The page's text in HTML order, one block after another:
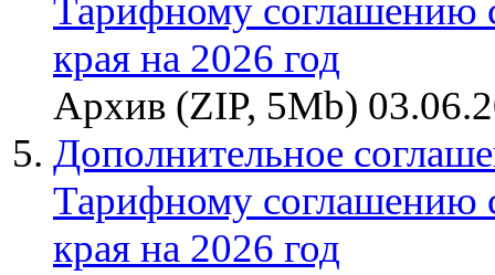
Тарифному соглашению
края на 2026 год
Архив (ZIP, 5Mb)
Дополнительное
Тарифному соглашению
края на 2026 год